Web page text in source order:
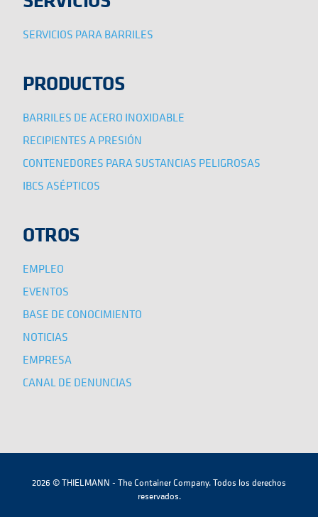
SERVICIOS PARA BARRILES
PRODUCTOS
BARRILES DE ACERO INOXIDABLE
RECIPIENTES A PRESIÓN
CONTENEDORES PARA SUSTANCIAS PELIGROSAS
IBCS ASÉPTICOS
OTROS
EMPLEO
EVENTOS
BASE DE CONOCIMIENTO
NOTICIAS
EMPRESA
CANAL DE DENUNCIAS
2026 © THIELMANN - The Container Company. Todos los derechos
reservados.